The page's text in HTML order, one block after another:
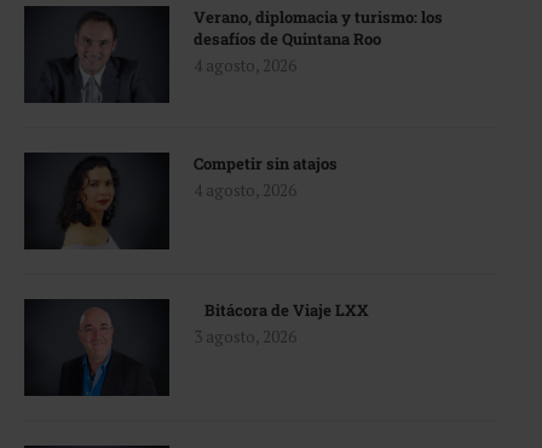
Verano, diplomacia y turismo: los
desafíos de Quintana Roo
4 agosto, 2026
Competir sin atajos
4 agosto, 2026
Bitácora de Viaje LXX
3 agosto, 2026